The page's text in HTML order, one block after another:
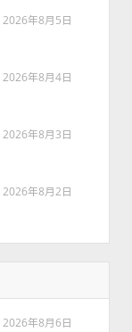
2026年8月5日
2026年8月4日
2026年8月3日
2026年8月2日
2026年8月6日